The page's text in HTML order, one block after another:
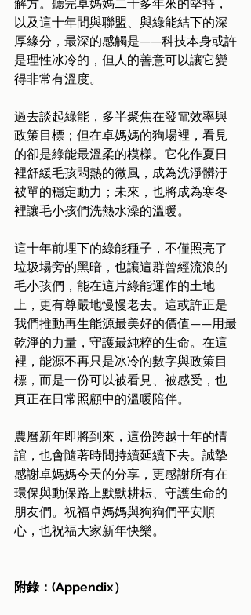
解方。聽完卓媽媽二十多年來的堅持，
以及這十年間與聯盟、與綠能結下的深
厚緣分，最深的感觸是——科技本身或許
是理性冰冷的，但人的善意可以讓它變
得非常有溫度。
過去談起綠能，多半聚焦在發電效率與
政策目標；但在卓媽媽的狗場裡，看見
的卻是綠能最溫柔的模樣。它化作夏日
裡舒緩毛孩悶熱的微風，成為洗淨髒汙
被單的穩定動力；未來，也將成為寒冬
裡讓毛小孩們洗熱水澡的溫暖。
這十年前埋下的綠能種子，不僅照亮了
垃圾場旁的黑暗，也讓這群曾經流浪的
毛小孩們，能在這片綠能運作的土地
上，更有尊嚴地慢慢老去。這或許正是
我們推動再生能源最美好的價值——用最
乾淨的力量，守護最純粹的生命。在這
裡，能源不再只是冰冷的數字與政策目
標，而是一份可以被看見、被感受，也
真正在日常照顧中的溫暖陪伴。
農曆新年即將到來，這份跨越十年的情
誼，也會隨著時間持續延續下去。誠摯
感謝卓媽媽今天的分享，更感謝所有在
環保與動保路上默默耕耘、守護生命的
朋友們。祝福卓媽媽與狗狗們平安順
心，也祝福大家新年快樂。
附錄：(Appendix）